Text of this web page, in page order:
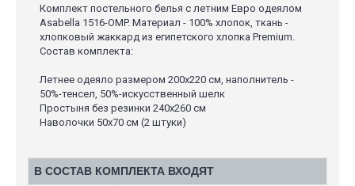
Комплект постельного белья с летним Евро одеялом
Asabella 1516-OMP. Материал - 100% хлопок, ткань -
хлопковый жаккард из египетского хлопка Premium.
Состав комплекта:
Летнее одеяло размером 200х220 см, наполнитель -
50%-тенсел, 50%-искусственный шелк
Простыня без резинки 240х260 см
Наволочки 50х70 см (2 штуки)
В СОСТАВ КОМПЛЕКТА ВХОДЯТ